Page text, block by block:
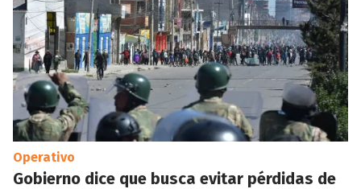
Operativo
Gobierno dice que busca evitar pérdidas de